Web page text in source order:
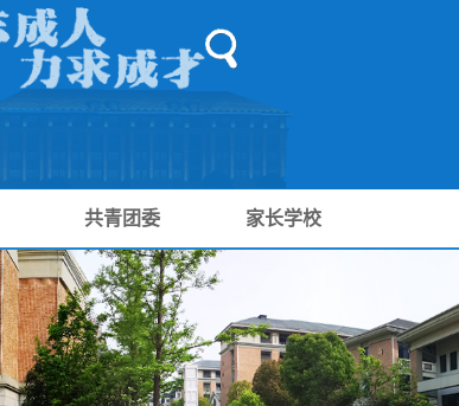
共青团委 家长学校